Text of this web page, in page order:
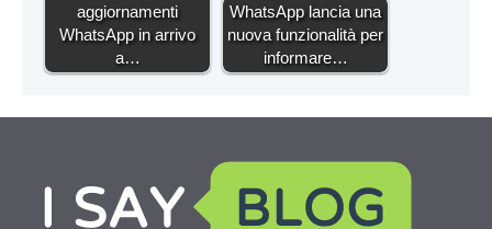
aggiornamenti
WhatsApp in arrivo
a…
WhatsApp lancia una
nuova funzionalità per
informare…